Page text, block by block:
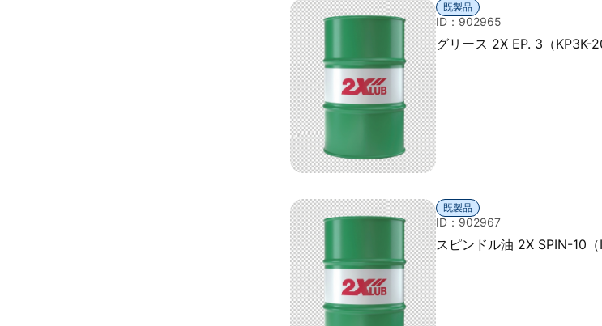
既製品
ID：902965
グリース 2X EP. 3（KP3K-
既製品
ID：902967
スピンドル油 2X SPIN-10（